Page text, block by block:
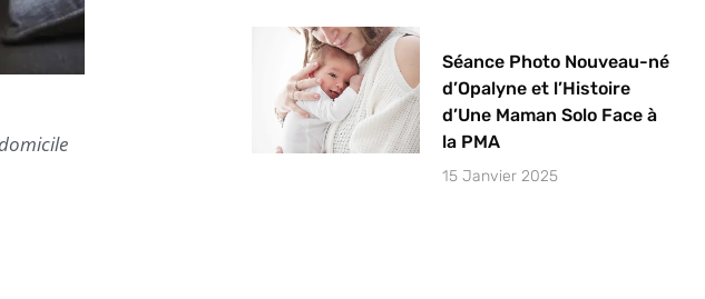
Séance Photo Nouveau-né
d’Opalyne et l’Histoire
d’Une Maman Solo Face à
la PMA
15 Janvier 2025